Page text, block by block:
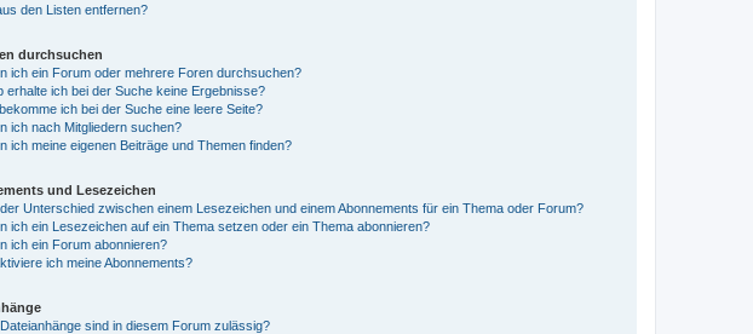
den Listen entfernen?
durchsuchen
ich ein Forum oder mehrere Foren durchsuchen?
erhalte ich bei der Suche keine Ergebnisse?
ich bei der Suche eine leere Seite?
ich nach Mitgliedern suchen?
ich meine eigenen Beiträge und Themen finden?
und Lesezeichen
Unterschied zwischen einem Lesezeichen und einem Abonnements für ein Thema oder Forum?
ich ein Lesezeichen auf ein Thema setzen oder ein Thema abonnieren?
ich ein Forum abonnieren?
ich meine Abonnements?
sind in diesem Forum zulässig?